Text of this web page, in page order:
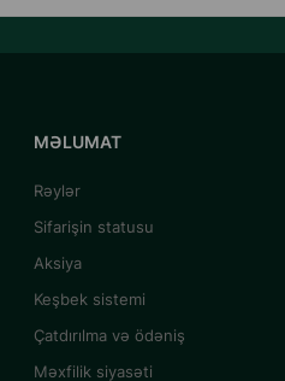
MƏLUMAT
Rəylər
Sifarişin statusu
Aksiya
Keşbek sistemi
Çatdırılma və ödəniş
Məxfilik siyasəti